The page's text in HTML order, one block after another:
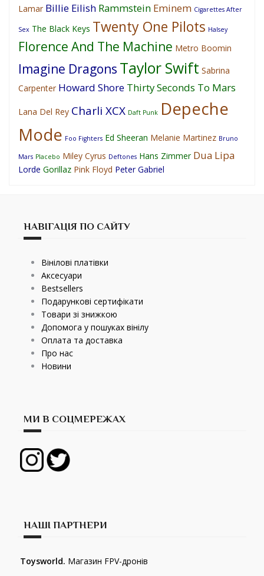
Lamar Billie Eilish Rammstein Eminem Cigarettes After
Sex The Black Keys Twenty One Pilots Halsey
Florence And The Machine Metro Boomin
Imagine Dragons Taylor Swift Sabrina
Carpenter Howard Shore Thirty Seconds To Mars
Lana Del Rey Charli XCX Daft Punk Depeche
Mode Foo Fighters Ed Sheeran Melanie Martinez Bruno
Mars Placebo Miley Cyrus Deftones Hans Zimmer Dua Lipa
Lorde Gorillaz Pink Floyd Peter Gabriel
НАВІГАЦІЯ ПО САЙТУ
Вінілові платівки
Аксесуари
Bestsellers
Подарункові сертифікати
Товари зі знижкою
Допомога у пошуках вінілу
Оплата та доставка
Про нас
Новини
МИ В СОЦМЕРЕЖАХ
НАШІ ПАРТНЕРИ
Toysworld. Магазин FPV-дронів